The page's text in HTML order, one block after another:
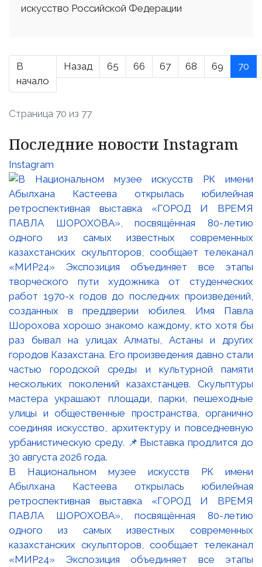
искусство Российской Федерации
В
начало
Назад 65 66 67 68 69 70
Страница 70 из 77
Последние новости Instagram
Instagram
В Национальном музее искусств РК имени
Абылхана Кастеева открылась юбилейная
ретроспективная выставка «ГОРОД И ВРЕМЯ
ПАВЛА ШОРОХОВА», посвящённая 80-летию
одного из самых известных современных
казахстанских скульпторов, сообщает телеканал
«МИР24» Экспозиция объединяет все этапы